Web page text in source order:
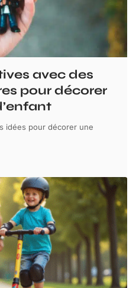
avec des
pour décorer
idées pour décorer une